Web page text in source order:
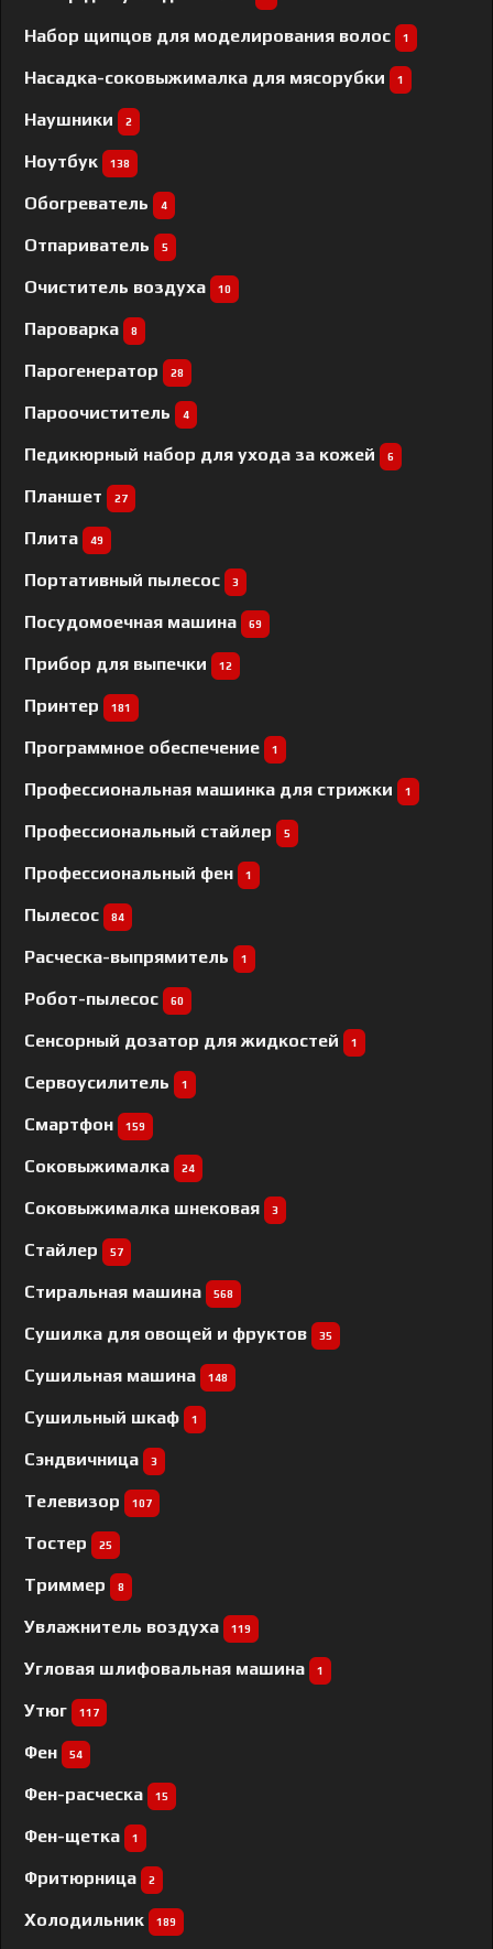
Набор щипцов для моделирования волос 1
Насадка-соковыжималка для мясорубки 1
Наушники 2
Ноутбук 138
Обогреватель 4
Отпариватель 5
Очиститель воздуха 10
Пароварка 8
Парогенератор 28
Пароочиститель 4
Педикюрный набор для ухода за кожей 6
Планшет 27
Плита 49
Портативный пылесос 3
Посудомоечная машина 69
Прибор для выпечки 12
Принтер 181
Программное обеспечение 1
Профессиональная машинка для стрижки 1
Профессиональный cтайлер 5
Профессиональный фен 1
Пылесос 84
Расческа-выпрямитель 1
Робот-пылесос 60
Сенсорный дозатор для жидкостей 1
Сервоусилитель 1
Смартфон 159
Соковыжималка 24
Соковыжималка шнековая 3
Стайлер 57
Стиральная машина 568
Сушилка для овощей и фруктов 35
Сушильная машина 148
Сушильный шкаф 1
Сэндвичница 3
Телевизор 107
Тостер 25
Триммер 8
Увлажнитель воздуха 119
Угловая шлифовальная машина 1
Утюг 117
Фен 54
Фен-расческа 15
Фен-щетка 1
Фритюрница 2
Холодильник 189